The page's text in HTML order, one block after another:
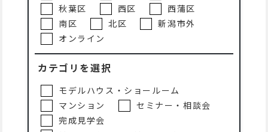
秋葉区
西区
西蒲区
南区
北区
新潟市外
オンライン
カテゴリを選択
モデルハウス・ショールーム
マンション
セミナー・相談会
完成見学会